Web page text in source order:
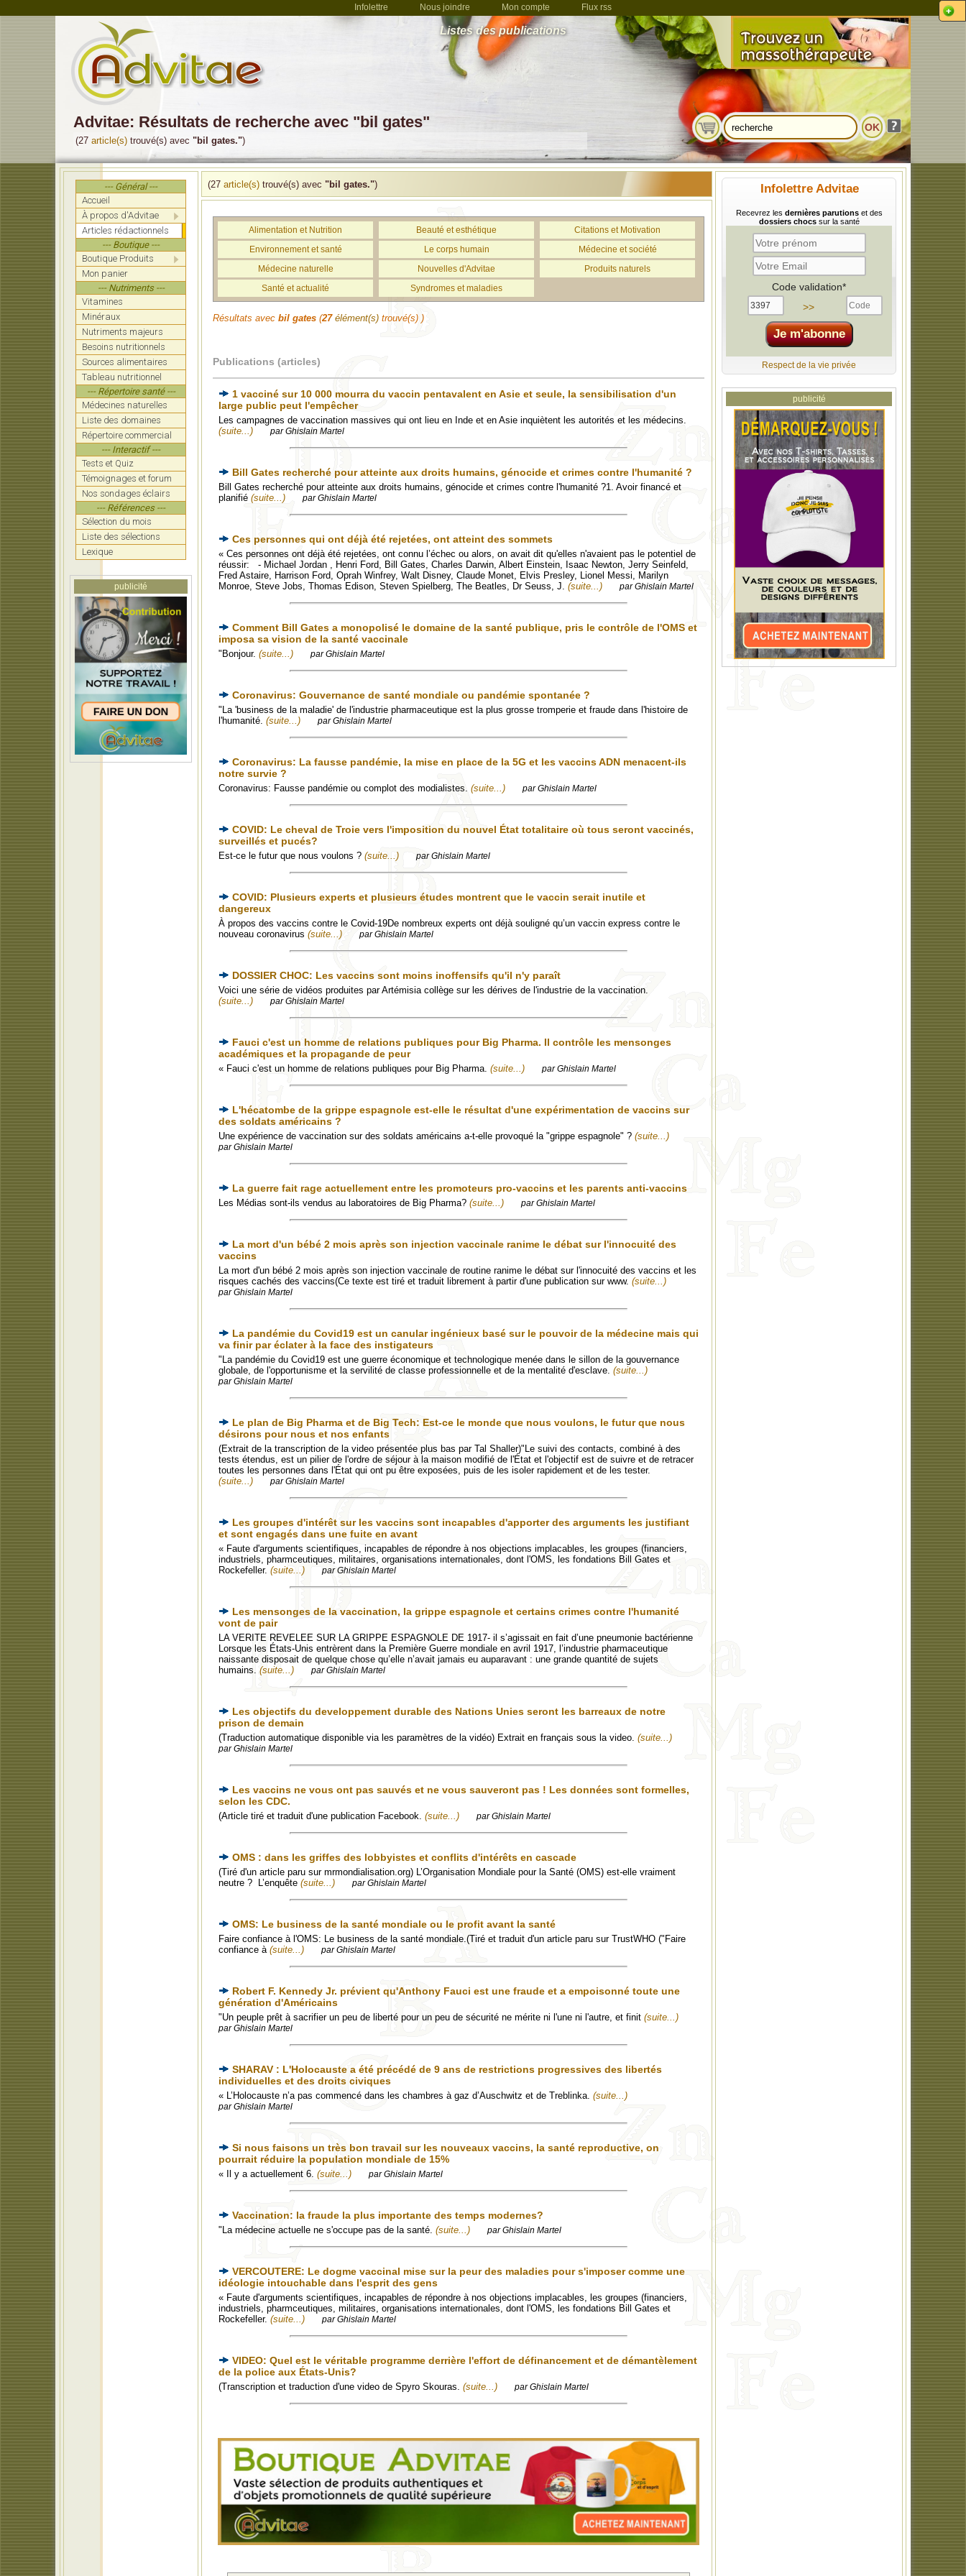
Infolettre Nous joindre Mon compte Flux rss
Listes des publications
Advitae: Résultats de recherche avec "bil gates"
(27 article(s) trouvé(s) avec "bil gates.")
--- Général ---
Accueil
À propos d'Advitae
Articles rédactionnels
--- Boutique ---
Boutique Produits
Mon panier
--- Nutriments ---
Vitamines
Minéraux
Nutriments majeurs
Besoins nutritionnels
Sources alimentaires
Tableau nutritionnel
--- Répertoire santé ---
Médecines naturelles
Liste des domaines
Répertoire commercial
--- Interactif ---
Tests et Quiz
Témoignages et forum
Nos sondages éclairs
--- Références ---
Sélection du mois
Liste des sélections
Lexique
publicité
(27 article(s) trouvé(s) avec "bil gates.") Infolettre Advitae
Recevrez les dernières parutionset des
dossiers chocssur la santé
Code validation*
>>
Respect de la vie privée
publicité
Alimentation et Nutrition Beauté et esthétique
Citations et Motivation
Environnement et santé
Le corps humain
Médecine et société
Médecine naturelle
Nouvelles d'Advitae
Produits naturels
Santé et actualité
Syndromes et maladies
Résultats avec bil gates (27 élément(s) trouvé(s) )
Publications (articles)
1 vacciné sur 10 000 mourra du vaccin pentavalent en Asie et seule, la sensibilisation d'un
large public peut l'empêcher
Les campagnes de vaccination massives qui ont lieu en Inde et en Asie inquiètent les autorités et les médecins.
(suite...)
par Ghislain Martel
Bill Gates recherché pour atteinte aux droits humains, génocide et crimes contre l'humanité ?
Bill Gates recherché pour atteinte aux droits humains, génocide et crimes contre l'humanité ?1. Avoir financé et
planifié (suite...) par Ghislain Martel
Ces personnes qui ont déjà été rejetées, ont atteint des sommets
« Ces personnes ont déjà été rejetées, ont connu l’échec ou alors, on avait dit qu'elles n'avaient pas le potentiel de
réussir: - Michael Jordan , Henri Ford, Bill Gates, Charles Darwin, Albert Einstein, Isaac Newton, Jerry Seinfeld,
Fred Astaire, Harrison Ford, Oprah Winfrey, Walt Disney, Claude Monet, Elvis Presley, Lionel Messi, Marilyn
Monroe, Steve Jobs, Thomas Edison, Steven Spielberg, The Beatles, Dr Seuss, J. (suite...) par Ghislain Martel
Comment Bill Gates a monopolisé le domaine de la santé publique, pris le contrôle de l'OMS et
imposa sa vision de la santé vaccinale
"Bonjour. (suite...) par Ghislain Martel
Coronavirus: Gouvernance de santé mondiale ou pandémie spontanée ?
"La 'business de la maladie' de l'industrie pharmaceutique est la plus grosse tromperie et fraude dans l'histoire de
l'humanité. (suite...) par Ghislain Martel
Coronavirus: La fausse pandémie, la mise en place de la 5G et les vaccins ADN menacent-ils
notre survie ?
Coronavirus: Fausse pandémie ou complot des modialistes. (suite...) par Ghislain Martel
COVID: Le cheval de Troie vers l'imposition du nouvel État totalitaire où tous seront vaccinés,
surveillés et pucés?
Est-ce le futur que nous voulons ? (suite...) par Ghislain Martel
COVID: Plusieurs experts et plusieurs études montrent que le vaccin serait inutile et
dangereux
À propos des vaccins contre le Covid-19De nombreux experts ont déjà souligné qu’un vaccin express contre le
nouveau coronavirus (suite...) par Ghislain Martel
DOSSIER CHOC: Les vaccins sont moins inoffensifs qu'il n'y paraît
Voici une série de vidéos produites par Artémisia collège sur les dérives de l'industrie de la vaccination.
(suite...)
par Ghislain Martel
Fauci c'est un homme de relations publiques pour Big Pharma. Il contrôle les mensonges
académiques et la propagande de peur
« Fauci c'est un homme de relations publiques pour Big Pharma. (suite...) par Ghislain Martel
L'hécatombe de la grippe espagnole est-elle le résultat d'une expérimentation de vaccins sur
des soldats américains ?
Une expérience de vaccination sur des soldats américains a-t-elle provoqué la "grippe espagnole" ? (suite...)
par Ghislain Martel
La guerre fait rage actuellement entre les promoteurs pro-vaccins et les parents anti-vaccins
Les Médias sont-ils vendus au laboratoires de Big Pharma? (suite...) par Ghislain Martel
La mort d'un bébé 2 mois après son injection vaccinale ranime le débat sur l'innocuité des
vaccins
La mort d'un bébé 2 mois après son injection vaccinale de routine ranime le débat sur l'innocuité des vaccins et les
risques cachés des vaccins(Ce texte est tiré et traduit librement à partir d'une publication sur www. (suite...)
par Ghislain Martel
La pandémie du Covid19 est un canular ingénieux basé sur le pouvoir de la médecine mais qui
va finir par éclater à la face des instigateurs
"La pandémie du Covid19 est une guerre économique et technologique menée dans le sillon de la gouvernance
globale, de l'opportunisme et la servilité de classe professionnelle et de la mentalité d'esclave. (suite...)
par Ghislain Martel
Le plan de Big Pharma et de Big Tech: Est-ce le monde que nous voulons, le futur que nous
désirons pour nous et nos enfants
(Extrait de la transcription de la video présentée plus bas par Tal Shaller)"Le suivi des contacts, combiné à des
tests étendus, est un pilier de l'ordre de séjour à la maison modifié de l'État et l'objectif est de suivre et de retracer
toutes les personnes dans l'État qui ont pu être exposées, puis de les isoler rapidement et de les tester.
(suite...)
par Ghislain Martel
Les groupes d'intérêt sur les vaccins sont incapables d'apporter des arguments les justifiant
et sont engagés dans une fuite en avant
« Faute d'arguments scientifiques, incapables de répondre à nos objections implacables, les groupes (financiers,
industriels, pharmceutiques, militaires, organisations internationales, dont l'OMS, les fondations Bill Gates et
Rockefeller. (suite...) par Ghislain Martel
Les mensonges de la vaccination, la grippe espagnole et certains crimes contre l'humanité
vont de pair
LA VERITE REVELEE SUR LA GRIPPE ESPAGNOLE DE 1917- il s’agissait en fait d’une pneumonie bactérienne
Lorsque les États-Unis entrèrent dans la Première Guerre mondiale en avril 1917, l’industrie pharmaceutique
naissante disposait de quelque chose qu’elle n’avait jamais eu auparavant : une grande quantité de sujets
humains. (suite...) par Ghislain Martel
Les objectifs du developpement durable des Nations Unies seront les barreaux de notre
prison de demain
(Traduction automatique disponible via les paramètres de la vidéo) Extrait en français sous la video. (suite...)
par Ghislain Martel
Les vaccins ne vous ont pas sauvés et ne vous sauveront pas ! Les données sont formelles,
selon les CDC.
(Article tiré et traduit d'une publication Facebook. (suite...) par Ghislain Martel
OMS : dans les griffes des lobbyistes et conflits d'intérêts en cascade
(Tiré d'un article paru sur mrmondialisation.org) L’Organisation Mondiale pour la Santé (OMS) est-elle vraiment
neutre ? L’enquête (suite...) par Ghislain Martel
OMS: Le business de la santé mondiale ou le profit avant la santé
Faire confiance à l'OMS: Le business de la santé mondiale.(Tiré et traduit d'un article paru sur TrustWHO ("Faire
confiance à (suite...) par Ghislain Martel
Robert F. Kennedy Jr. prévient qu'Anthony Fauci est une fraude et a empoisonné toute une
génération d'Américains
"Un peuple prêt à sacrifier un peu de liberté pour un peu de sécurité ne mérite ni l'une ni l'autre, et finit (suite...)
par Ghislain Martel
SHARAV : L'Holocauste a été précédé de 9 ans de restrictions progressives des libertés
individuelles et des droits civiques
« L’Holocauste n’a pas commencé dans les chambres à gaz d’Auschwitz et de Treblinka. (suite...)
par Ghislain Martel
Si nous faisons un très bon travail sur les nouveaux vaccins, la santé reproductive, on
pourrait réduire la population mondiale de 15%
« Il y a actuellement 6. (suite...) par Ghislain Martel
Vaccination: la fraude la plus importante des temps modernes?
"La médecine actuelle ne s'occupe pas de la santé. (suite...) par Ghislain Martel
VERCOUTERE: Le dogme vaccinal mise sur la peur des maladies pour s'imposer comme une
idéologie intouchable dans l'esprit des gens
« Faute d'arguments scientifiques, incapables de répondre à nos objections implacables, les groupes (financiers,
industriels, pharmceutiques, militaires, organisations internationales, dont l'OMS, les fondations Bill Gates et
Rockefeller. (suite...) par Ghislain Martel
VIDEO: Quel est le véritable programme derrière l'effort de définancement et de démantèlement
de la police aux États-Unis?
(Transcription et traduction d'une video de Spyro Skouras. (suite...) par Ghislain Martel